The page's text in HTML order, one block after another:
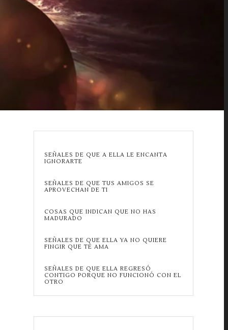
SEÑALES DE QUE A ELLA LE ENCANTA
IGNORARTE
SEÑALES DE QUE TUS AMIGOS SE
APROVECHAN DE TI
COSAS QUE INDICAN QUE NO HAS
MADURADO
SEÑALES DE QUE ELLA YA NO QUIERE
FINGIR QUE TE AMA
SEÑALES DE QUE ELLA REGRESÓ
CONTIGO PORQUE NO FUNCIONÓ CON EL
OTRO